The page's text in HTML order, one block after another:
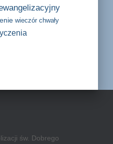
wieczór chwały
św. Dobrego